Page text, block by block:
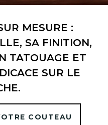
MESURE :
SA FINITION,
TATOUAGE ET
SUR LE
COUTEAU